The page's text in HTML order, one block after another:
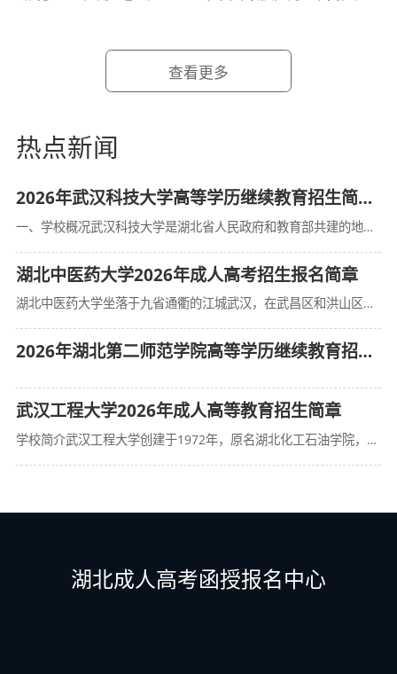
查看更多
热点新闻
2026年武汉科技大学高等学历继续教育招生简章（湖北省适用）
一、学校概况武汉科技大学是湖北省人民政府和教育部共建的地方高水平大学、湖北省“国内一流大学建设高校”，入选教育部“深化创新创业教育改革示范高校”“高等学校科技成果转化和技术转移基地”等。学校办学历史溯
湖北中医药大学2026年成人高考招生报名简章
湖北中医药大学坐落于九省通衢的江城武汉，在武昌区和洪山区两校区办学，占地总面积1610亩。昙华林校区位于武昌中心城区，历史人文底蕴深厚，古朴典雅，书香氤氲，校区内文华大学旧址是武汉市文物保护单位；黄家
2026年湖北第二师范学院高等学历继续教育招生简章
武汉工程大学2026年成人高等教育招生简章
学校简介武汉工程大学创建于1972年，原名湖北化工石油学院，1980年更名为武汉化工学院，2006年更名为武汉工程大学。学校是一所以工为主，覆盖工、理、管、经、文、法、艺术、医学、教育学九大学科门类的
湖北成人高考函授报名中心